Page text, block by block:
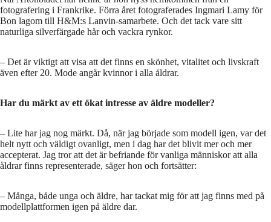
fotografering i Frankrike. Förra året fotograferades Ingmari Lamy för
Bon lagom till H&M:s Lanvin-samarbete. Och det tack vare sitt
naturliga silverfärgade hår och vackra rynkor.
– Det är viktigt att visa att det finns en skönhet, vitalitet och livskraft
även efter 20. Mode angår kvinnor i alla åldrar.
Har du märkt av ett ökat intresse av äldre modeller?
– Lite har jag nog märkt. Då, när jag började som modell igen, var det
helt nytt och väldigt ovanligt, men i dag har det blivit mer och mer
accepterat. Jag tror att det är befriande för vanliga människor att alla
åldrar finns representerade, säger hon och fortsätter:
– Många, både unga och äldre, har tackat mig för att jag finns med på
modellplattformen igen på äldre dar.